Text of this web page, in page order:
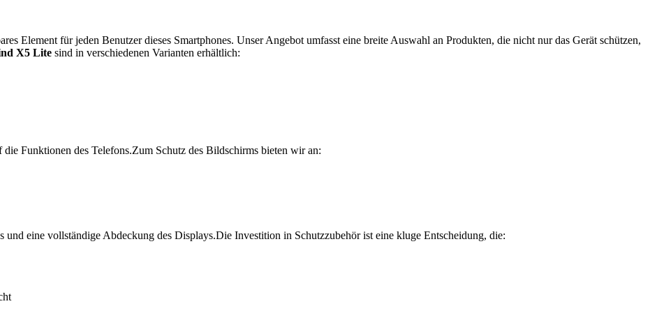
Element für jeden Benutzer dieses Smartphones. Unser Angebot umfasst eine breite Auswahl an Produkten, die nicht nur das Gerät schützen,
X5 Lite sind in verschiedenen Varianten erhältlich:
Funktionen des Telefons.Zum Schutz des Bildschirms bieten wir an:
eine vollständige Abdeckung des Displays.Die Investition in Schutzzubehör ist eine kluge Entscheidung, die: